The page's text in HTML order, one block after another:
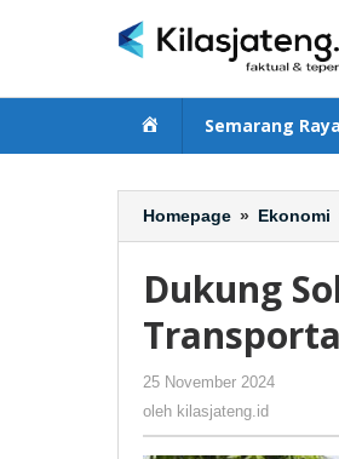
BerandaSemarang Raya
Homepage » Ekonomi
Dukung
25 November 2024
oleh kilasjateng.id